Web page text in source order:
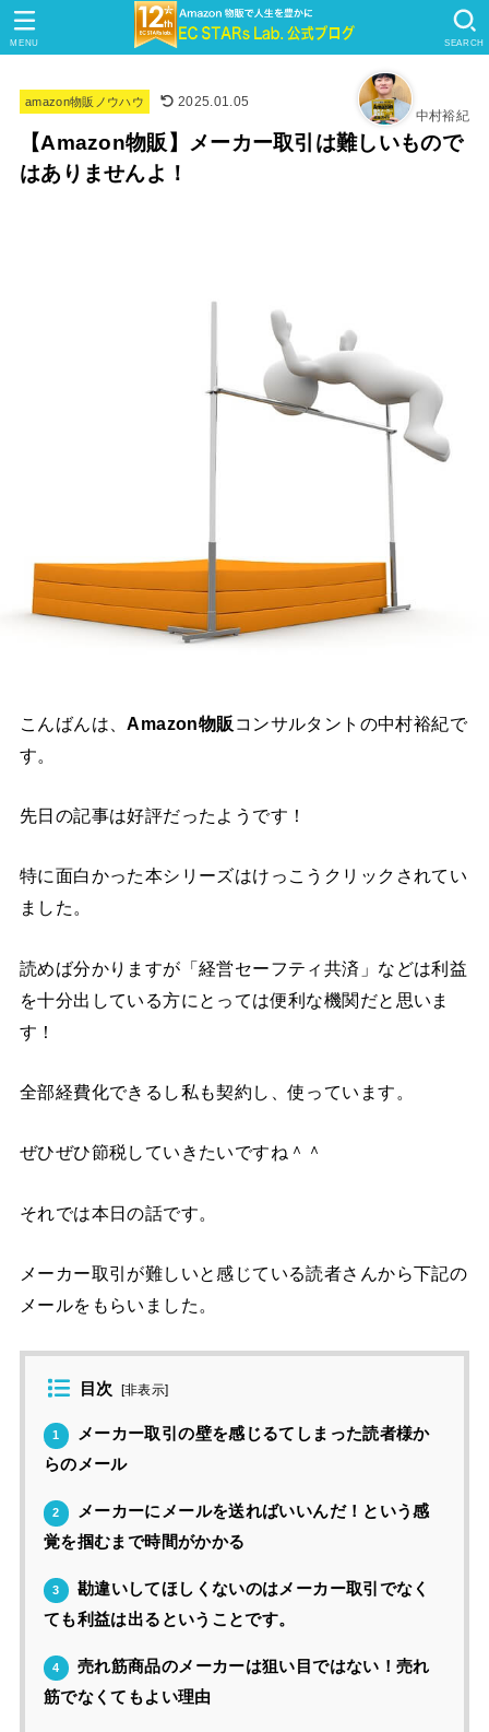
SEARCH
MENU
amazon物販ノウハウ
2025.01.05
中村裕紀
【Amazon物販】メーカー取引は難しいもので
はありませんよ！
こんばんは、Amazon物販 コンサルタントの中村裕紀で
す。
先日の記事は好評だったようです！
特に面白かった本シリーズはけっこうクリックされてい
ました。
読めば分かりますが「経営セーフティ共済」などは利益
を十分出している方にとっては便利な機関だと思いま
す！
全部経費化できるし私も契約し、使っています。
ぜひぜひ節税していきたいですね＾＾
それでは本日の話です。
メーカー取引が難しいと感じている読者さんから下記の
メールをもらいました。
目次 [非表示]
1
メーカー取引の壁を感じるてしまった読者様か
らのメール
2
メーカーにメールを送ればいいんだ！という感
覚を掴むまで時間がかかる
3
勘違いしてほしくないのはメーカー取引でなく
ても利益は出るということです。
4
売れ筋商品のメーカーは狙い目ではない！売れ
筋でなくてもよい理由